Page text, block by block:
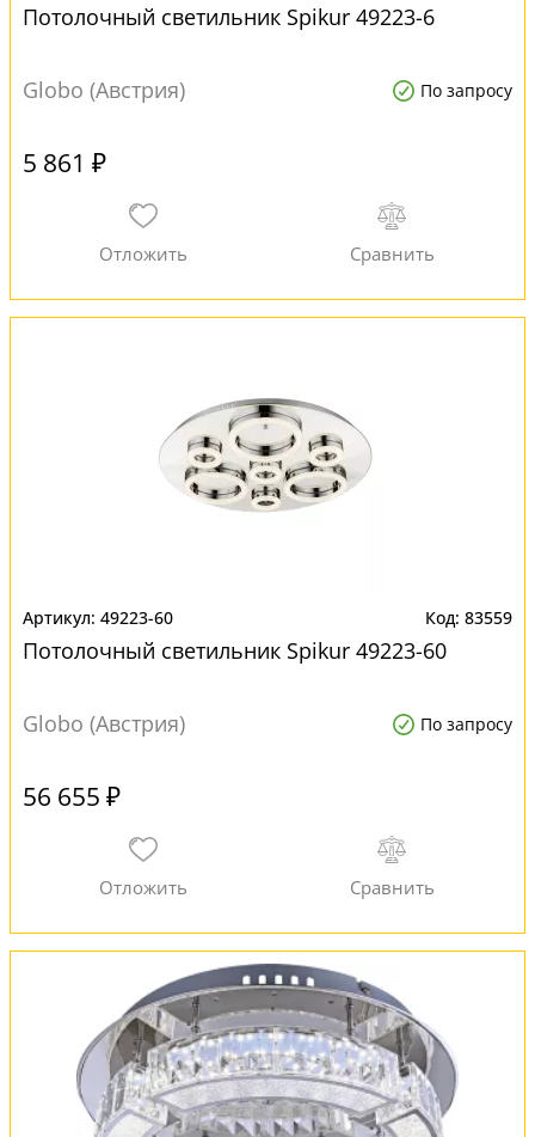
Потолочный светильник Spikur 49223-6
Globo (Австрия) По запросу
5 861 ₽
49223-60 83559
Потолочный светильник Spikur 49223-60
Globo (Австрия) По запросу
56 655 ₽